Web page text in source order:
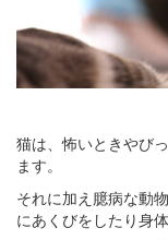
猫は、怖いときやび
ます。
それに加え臆病な動
にあくびをしたり身